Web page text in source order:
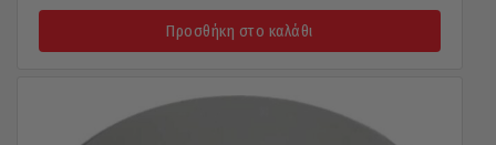
Προσθήκη στο καλάθι